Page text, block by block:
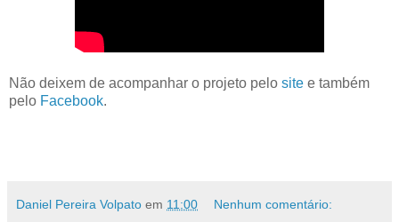
Não deixem de acompanhar o projeto pelo site e também
pelo Facebook.
Daniel Pereira Volpato em 11:00 Nenhum comentário: